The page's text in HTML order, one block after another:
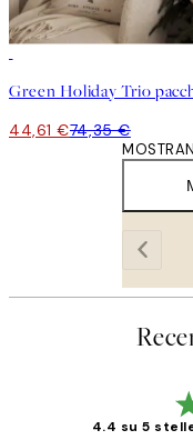
44,61 €74,35 €
4.4 su 5